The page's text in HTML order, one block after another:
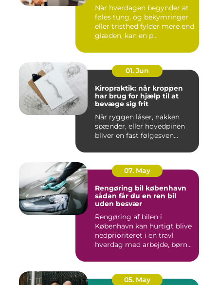
Når hverdagen begynder at
føles tung, og bekymringer
eller tristhed fylder mere end
glæden, kan en p...
01. Jun
Kiropraktik: når kroppen
har brug for hjælp til at
bevæge sig frit
Når ryggen låser, nakken
spænder, eller hovedpinen
bliver en fast følgesven...
07. May
Rengøring bil københavn
sådan får du en ren bil
uden besvær
Rengøring af bilen i
København kan hurtigt blive
nedprioriteret i en travl
hverdag med arbejde, børn...
05. May